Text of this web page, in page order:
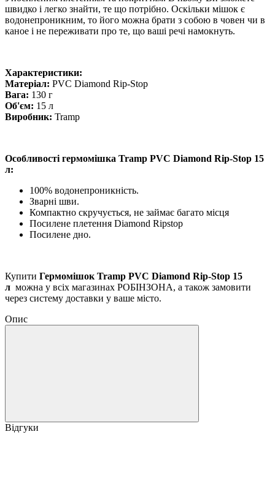
швидко і легко знайти, те що потрібно. Оскільки мішок є
водонепроникним, то його можна брати з собою в човен чи в
каное і не переживати про те, що ваші речі намокнуть.
Характеристики:
Матеріал: PVC Diamond Rip-Stop
Вага: 130 г
Об'єм: 15 л
Виробник: Tramp
Особливості гермомішка Tramp PVC Diamond Rip-Stop 15
л:
100% водонепроникність.
Зварні шви.
Компактно скручується, не займає багато місця
Посилене плетення Diamond Ripstop
Посилене дно.
Купити Гермомішок Tramp PVC Diamond Rip-Stop 15
л можна у всіх магазинах РОБІНЗОНА, а також замовити
через систему доставки у ваше місто.
Опис
Відгуки